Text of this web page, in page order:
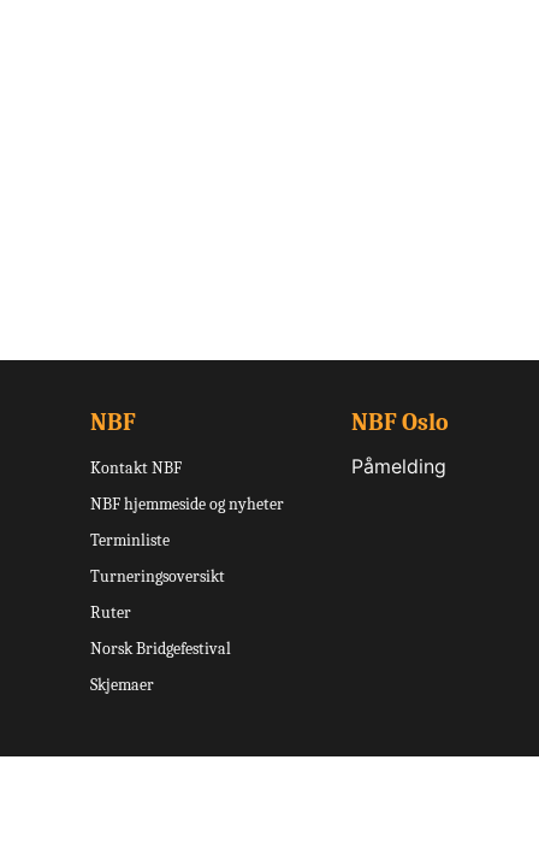
NBF
Kontakt NBF
NBF hjemmeside og nyheter
Terminliste
Turneringsoversikt
Ruter
Norsk Bridgefestival
Skjemaer
NBF Oslo
Påmelding